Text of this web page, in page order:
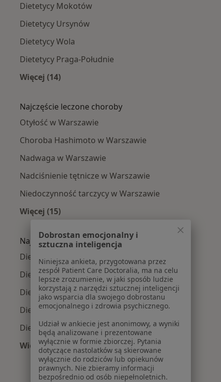
Dietetycy Mokotów
Dietetycy Ursynów
Dietetycy Wola
Dietetycy Praga-Południe
Więcej (14)
Najczęście leczone choroby
Otyłość w Warszawie
Choroba Hashimoto w Warszawie
Nadwaga w Warszawie
Nadciśnienie tętnicze w Warszawie
Niedoczynność tarczycy w Warszawie
Więcej (15)
Najpopularniejsze ubezpieczenia
Dietetycy z Medicover w Warszawie
Dietetycy z Allianz w Warszawie
Dietetycy z INTER Polska w Warszawie
Dietetycy z Signal Iduna w Warszawie
Dietetycy z Compensa w Warszawie
Więcej (10)
Więcej w kategorii: Najpopularniejsze
Dobrostan emocjonalny i
sztuczna inteligencja
Niniejsza ankieta, przygotowana przez
zespół Patient Care Doctoralia, ma na celu
lepsze zrozumienie, w jaki sposób ludzie
korzystają z narzędzi sztucznej inteligencji
jako wsparcia dla swojego dobrostanu
emocjonalnego i zdrowia psychicznego.
Udział w ankiecie jest anonimowy, a wyniki
będą analizowane i prezentowane
wyłącznie w formie zbiorczej. Pytania
dotyczące nastolatków są skierowane
wyłącznie do rodziców lub opiekunów
prawnych. Nie zbieramy informacji
bezpośrednio od osób niepełnoletnich.